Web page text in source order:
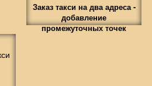
Заказ такси на два адреса -
добавление
промежуточных точек